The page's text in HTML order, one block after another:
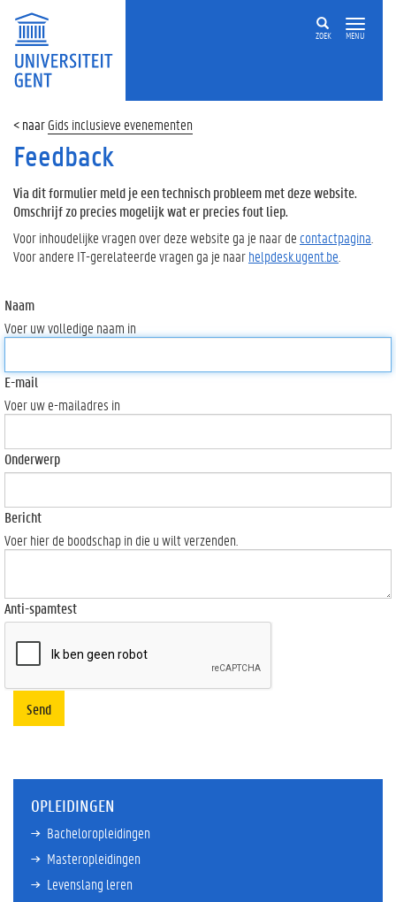
ZOEK MENU
Gids inclusieve evenementen
Feedback
Via dit formulier meld je een technisch probleem met deze website.
Omschrijf zo precies mogelijk wat er precies fout liep.
Voor inhoudelijke vragen over deze website ga je naar de contactpagina
Voor andere IT-gerelateerde vragen ga je naarhelpdesk.ugent.be
Naam
Voer uw volledige naam in
E-mail
Voer uw e-mailadres in
Onderwerp
Bericht
Voer hier de boodschap in die u wilt verzenden.
Anti-spamtest
Send
OPLEIDINGEN
Bacheloropleidingen
Masteropleidingen
Levenslang leren